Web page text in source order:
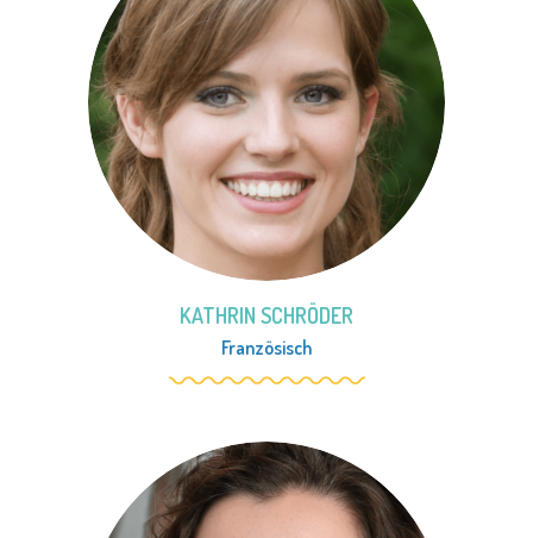
KATHRIN SCHRÖDER
Französisch